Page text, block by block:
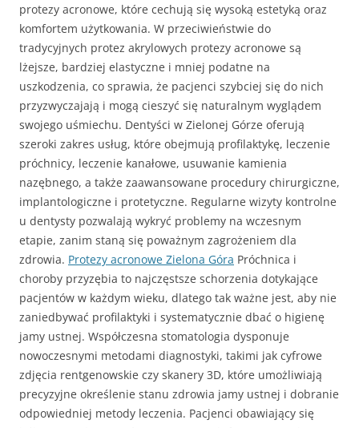
protezy acronowe, które cechują się wysoką estetyką oraz
komfortem użytkowania. W przeciwieństwie do
tradycyjnych protez akrylowych protezy acronowe są
lżejsze, bardziej elastyczne i mniej podatne na
uszkodzenia, co sprawia, że pacjenci szybciej się do nich
przyzwyczajają i mogą cieszyć się naturalnym wyglądem
swojego uśmiechu. Dentyści w Zielonej Górze oferują
szeroki zakres usług, które obejmują profilaktykę, leczenie
próchnicy, leczenie kanałowe, usuwanie kamienia
nazębnego, a także zaawansowane procedury chirurgiczne,
implantologiczne i protetyczne. Regularne wizyty kontrolne
u dentysty pozwalają wykryć problemy na wczesnym
etapie, zanim staną się poważnym zagrożeniem dla
zdrowia. Protezy acronowe Zielona Góra Próchnica i
choroby przyzębia to najczęstsze schorzenia dotykające
pacjentów w każdym wieku, dlatego tak ważne jest, aby nie
zaniedbywać profilaktyki i systematycznie dbać o higienę
jamy ustnej. Współczesna stomatologia dysponuje
nowoczesnymi metodami diagnostyki, takimi jak cyfrowe
zdjęcia rentgenowskie czy skanery 3D, które umożliwiają
precyzyjne określenie stanu zdrowia jamy ustnej i dobranie
odpowiedniej metody leczenia. Pacjenci obawiający się